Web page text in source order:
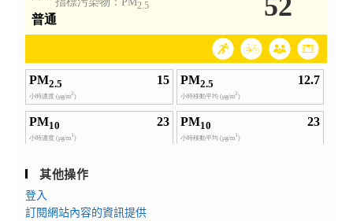
其他操作
登入
訂閱網站內容的資訊提供